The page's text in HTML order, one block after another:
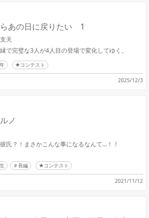
あの日に戻りたい 1
天
で完璧な3人が4人目の登場で変化してゆく。
★コンテスト
2025/12/3
ノ
氏？！まさかこんな事になるなんて…！！
長編 ★コンテスト
2021/11/12